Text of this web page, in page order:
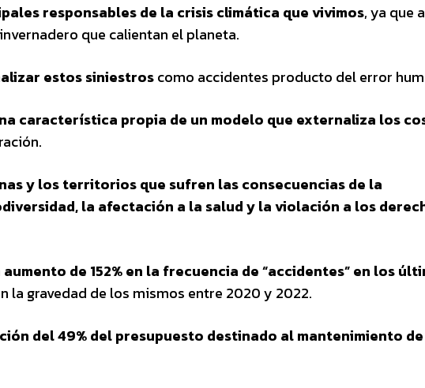
responsables de la crisis climática que vivimos, ya que
que calientan el planeta.
estos siniestroscomo accidentes producto del error
característica propia de un modelo que externaliza los
y los territorios que sufren las consecuencias de la
la afectación a la salud y la violación a los
de 152% en la frecuencia de “accidentes” en los
la gravedad de los mismos entre 2020 y 2022.
del 49% del presupuesto destinado al mantenimiento de